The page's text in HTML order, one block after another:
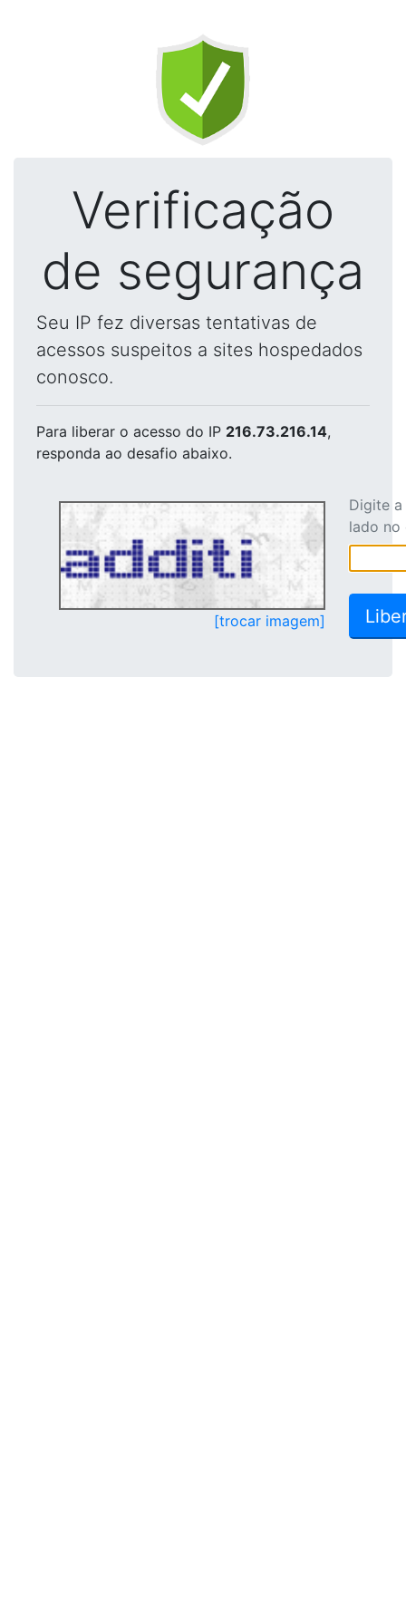
Verificação
de segurança
Seu IP fez diversas tentativas de
acessos suspeitos a sites hospedados
conosco.
Para liberar o acesso do IP 216.73.216.14,
responda ao desafio abaixo.
[trocar imagem]
Digite
lado no